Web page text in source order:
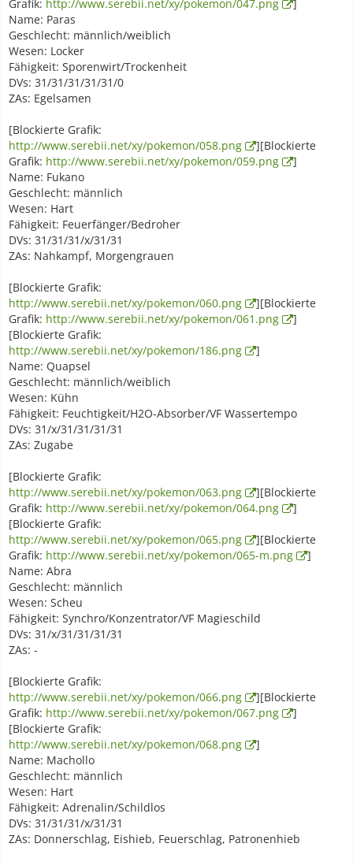
Grafik: http://www.serebii.net/xy/pokemon/047.png
]
Name: Paras
Geschlecht: männlich/weiblich
Wesen: Locker
Fähigkeit: Sporenwirt/Trockenheit
DVs: 31/31/31/31/31/0
ZAs: Egelsamen
[Blockierte Grafik:
http://www.serebii.net/xy/pokemon/058.png
][Blockierte
Grafik: http://www.serebii.net/xy/pokemon/059.png
]
Name: Fukano
Geschlecht: männlich
Wesen: Hart
Fähigkeit: Feuerfänger/Bedroher
DVs: 31/31/31/x/31/31
ZAs: Nahkampf, Morgengrauen
[Blockierte Grafik:
http://www.serebii.net/xy/pokemon/060.png
][Blockierte
Grafik: http://www.serebii.net/xy/pokemon/061.png
]
[Blockierte Grafik:
http://www.serebii.net/xy/pokemon/186.png
]
Name: Quapsel
Geschlecht: männlich/weiblich
Wesen: Kühn
Fähigkeit: Feuchtigkeit/H2O-Absorber/VF Wassertempo
DVs: 31/x/31/31/31/31
ZAs: Zugabe
[Blockierte Grafik:
http://www.serebii.net/xy/pokemon/063.png
][Blockierte
Grafik: http://www.serebii.net/xy/pokemon/064.png
]
[Blockierte Grafik:
http://www.serebii.net/xy/pokemon/065.png
][Blockierte
Grafik: http://www.serebii.net/xy/pokemon/065-m.png
]
Name: Abra
Geschlecht: männlich
Wesen: Scheu
Fähigkeit: Synchro/Konzentrator/VF Magieschild
DVs: 31/x/31/31/31/31
ZAs: -
[Blockierte Grafik:
http://www.serebii.net/xy/pokemon/066.png
][Blockierte
Grafik: http://www.serebii.net/xy/pokemon/067.png
]
[Blockierte Grafik:
http://www.serebii.net/xy/pokemon/068.png
]
Name: Machollo
Geschlecht: männlich
Wesen: Hart
Fähigkeit: Adrenalin/Schildlos
DVs: 31/31/31/x/31/31
ZAs: Donnerschlag, Eishieb, Feuerschlag, Patronenhieb